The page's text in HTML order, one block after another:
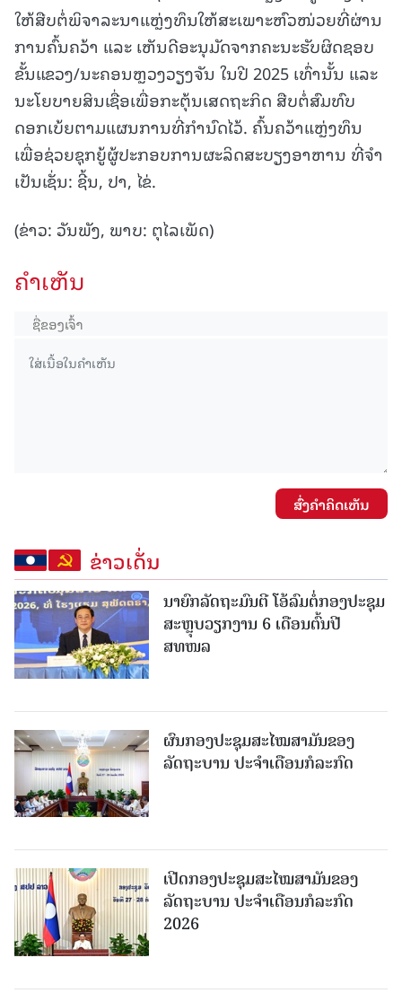
ໃຫ້ສືບຕໍ່ພິຈາລະນາແຫຼ່ງທຶນໃຫ້ສະເພາະຫົວໜ່ວຍທີ່ຜ່ານ
ການຄົ້ນຄວ້າ ແລະ ເຫັນດີອະນຸມັດຈາກຄະນະຮັບຜິດຊອບ
ຂັ້ນແຂວງ/ນະຄອນຫຼວງວຽງຈັນ ໃນປີ 2025 ເທົ່ານັ້ນ ແລະ
ນະໂຍບາຍສິນເຊື່ອເພື່ອກະຕຸ້ນເສດຖະກິດ ສືບຕໍ່ສົມທົບ
ດອກເບ້ຍຕາມແຜນການທີ່ກຳນົດໄວ້. ຄົ້ນຄວ້າແຫຼ່ງທຶນ
ເພື່ອຊ່ວຍຊຸກຍູ້ຜູ້ປະກອບການຜະລິດສະບຽງອາຫານ ທີ່ຈໍາ
ເປັນເຊັ່ນ: ຊີ້ນ, ປາ, ໄຂ່.
(ຂ່າວ: ວັນພັງ, ພາບ: ຕຸໄລເພັດ)
ຄໍາເຫັນ
ສົ່ງຄໍາຄິດເຫັນ
ຂ່າວເດັ່ນ
ນາຍົກລັດຖະມົນຕີ ໂອ້ລົມຕໍ່ກອງປະຊຸມ
ສະຫຼຸບວຽກງານ 6 ເດືອນຕົ້ນປີ
ສທໜລ
ຜົນກອງປະຊຸມສະໄໝສາມັນຂອງ
ລັດຖະບານ ປະຈຳເດືອນກໍລະກົດ
ເປີດກອງປະຊຸມສະໄໝສາມັນຂອງ
ລັດຖະບານ ປະຈໍາເດືອນກໍລະກົດ
2026